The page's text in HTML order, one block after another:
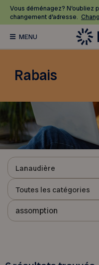
Vous déménagez? N’oubliez
changement d’adresse.
Rabais
Lanaudière
Toutes les catégories